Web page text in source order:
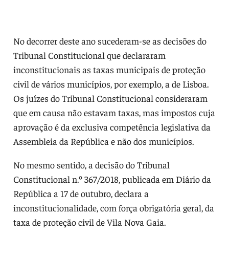
No decorrer deste ano sucederam-se as decisões do
Tribunal Constitucional que declararam
inconstitucionais as taxas municipais de proteção
civil de vários municípios, por exemplo, a de Lisboa.
Os juízes do Tribunal Constitucional consideraram
que em causa não estavam taxas, mas impostos cuja
aprovação é da exclusiva competência legislativa da
Assembleia da República e não dos municípios.
No mesmo sentido, a decisão do Tribunal
Constitucional n.º 367/2018, publicada em Diário da
República a 17 de outubro, declara a
inconstitucionalidade, com força obrigatória geral, da
taxa de proteção civil de Vila Nova Gaia.